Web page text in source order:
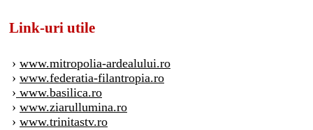
Link-uri utile
› www.mitropolia-ardealului.ro
› www.federatia-filantropia.ro
› www.basilica.ro
› www.ziarullumina.ro
› www.trinitastv.ro